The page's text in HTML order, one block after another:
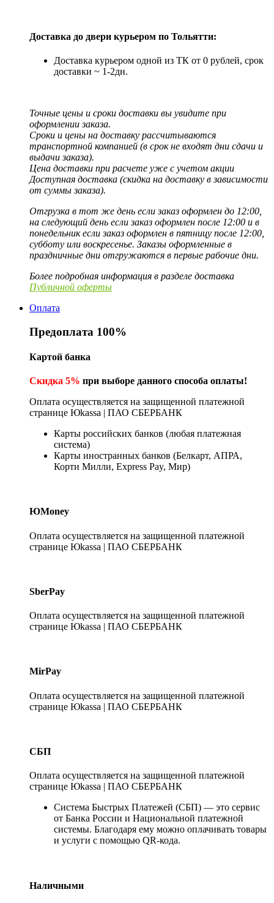
Доставка до двери курьером по Тольятти:
Доставка курьером одной из ТК от 0 рублей, срок
доставки ~ 1-2дн.
Точные цены и сроки доставки вы увидите при
оформлении заказа.
Сроки и цены на доставку рассчитываются
транспортной компанией (в срок не входят дни сдачи и
выдачи заказа).
Цена доставки при расчете уже с учетом акции
Доступная доставка (скидка на доставку в зависимости
от суммы заказа).
Отгрузка в тот же день если заказ оформлен до 12:00,
на следующий день если заказ оформлен после 12:00 и в
понедельник если заказ оформлен в пятницу после 12:00,
субботу или воскресенье. Заказы оформленные в
праздничные дни отгружаются в первые рабочие дни.
Более подробная информация в разделе доставка
Публичной оферты
Оплата
Предоплата 100%
Картой банка
Скидка 5% при выборе данного способа оплаты!
Оплата осуществляется на защищенной платежной
странице Юkassa | ПАО СБЕРБАНК
Карты российских банков (любая платежная
система)
Карты иностранных банков (Белкарт, АПРА,
Корти Милли, Express Pay, Мир)
ЮMoney
Оплата осуществляется на защищенной платежной
странице Юkassa | ПАО СБЕРБАНК
SberPay
Оплата осуществляется на защищенной платежной
странице Юkassa | ПАО СБЕРБАНК
MirPay
Оплата осуществляется на защищенной платежной
странице Юkassa | ПАО СБЕРБАНК
СБП
Оплата осуществляется на защищенной платежной
странице Юkassa | ПАО СБЕРБАНК
Система Быстрых Платежей (СБП) — это сервис
от Банка России и Национальной платежной
системы. Благодаря ему можно оплачивать товары
и услуги с помощью QR-кода.
Наличными